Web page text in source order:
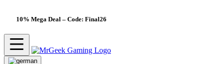
10% Mega Deal – Code: Final26